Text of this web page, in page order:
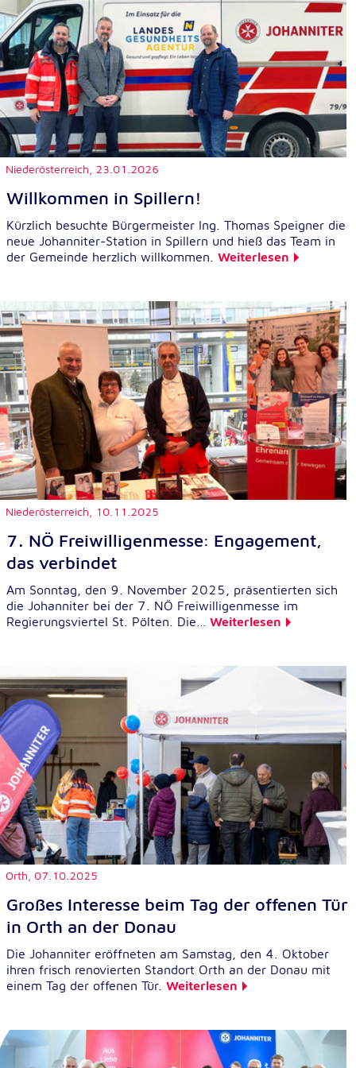
Niederösterreich, 23.01.2026
Willkommen in Spillern!
Kürzlich besuchte Bürgermeister Ing. Thomas Speigner die
neue Johanniter-Station in Spillern und hieß das Team in
der Gemeinde herzlich willkommen. Weiterlesen
Niederösterreich, 10.11.2025
7. NÖ Freiwilligenmesse: Engagement,
das verbindet
Am Sonntag, den 9. November 2025, präsentierten sich
die Johanniter bei der 7. NÖ Freiwilligenmesse im
Regierungsviertel St. Pölten. Die… Weiterlesen
Orth, 07.10.2025
Großes Interesse beim Tag der offenen Tür
in Orth an der Donau
Die Johanniter eröffneten am Samstag, den 4. Oktober
ihren frisch renovierten Standort Orth an der Donau mit
einem Tag der offenen Tür. Weiterlesen